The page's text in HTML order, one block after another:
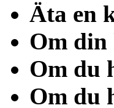
Äta en
Om din
Om du
Om du